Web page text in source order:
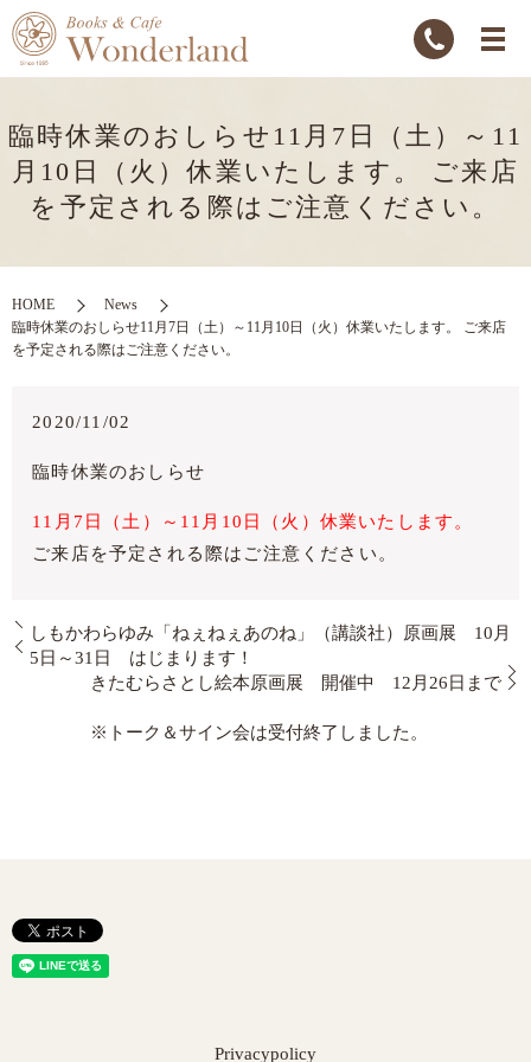
臨時休業のおしらせ11月7日（土）～11
月10日（火）休業いたします。 ご来店
を予定される際はご注意ください。
HOME
News
臨時休業のおしらせ11月7日（土）～11月10日（火）休業いたします。 ご来店
を予定される際はご注意ください。
2020/11/02
臨時休業のおしらせ
11月7日（土）～11月10日（火）休業いたします。
ご来店を予定される際はご注意ください。
しもかわらゆみ「ねぇねぇあのね」（講談社）原画展 10月
5日～31日 はじまります！
きたむらさとし絵本原画展 開催中 12月26日まで
※トーク＆サイン会は受付終了しました。
Privacypolicy